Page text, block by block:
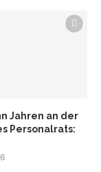
Jahren an der
Personalrats: